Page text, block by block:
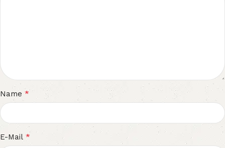
Name *
E-Mail *